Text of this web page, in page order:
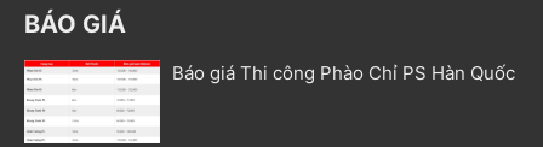
BÁO GIÁ
Báo giá Thi công Phào Chỉ PS Hàn Quốc